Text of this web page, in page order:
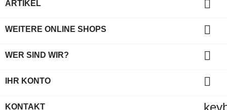
ARTIKEL 
WEITERE ONLINE SHOPS 
WER SIND WIR? 
IHR KONTO 
KONTAKT